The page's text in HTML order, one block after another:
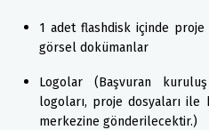
1 adet flashdisk içinde
görsel dokümanlar
Logolar (Başvuran
logoları, proje dosyaları
merkezine gönderilecektir.)